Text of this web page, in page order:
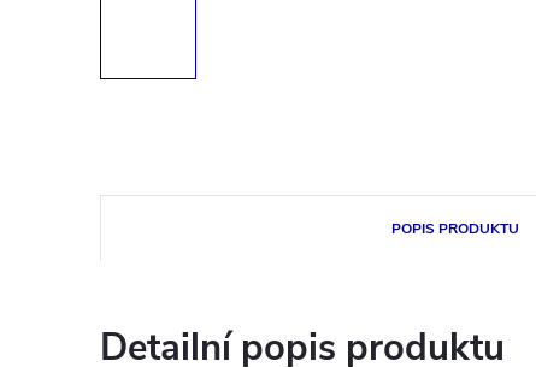
POPIS PRODUKTU
Detailní popis produktu